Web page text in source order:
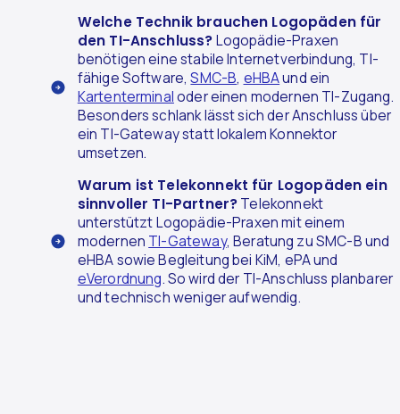
Welche Technik brauchen Logopäden für
den TI-Anschluss?Logopädie-Praxen
benötigen eine stabile Internetverbindung, TI-
fähige Software,SMC-B, eHBAund ein
Kartenterminaloder einen modernen TI-Zugang.
Besonders schlank lässt sich der Anschluss über
ein TI-Gateway statt lokalem Konnektor
umsetzen.
Warum ist Telekonnekt für Logopäden ein
sinnvoller TI-Partner?Telekonnekt
unterstützt Logopädie-Praxen mit einem
modernen TI-Gateway, Beratung zu SMC-B und
eHBA sowie Begleitung bei KiM, ePA und
eVerordnung. So wird der TI-Anschluss planbarer
und technisch weniger aufwendig.